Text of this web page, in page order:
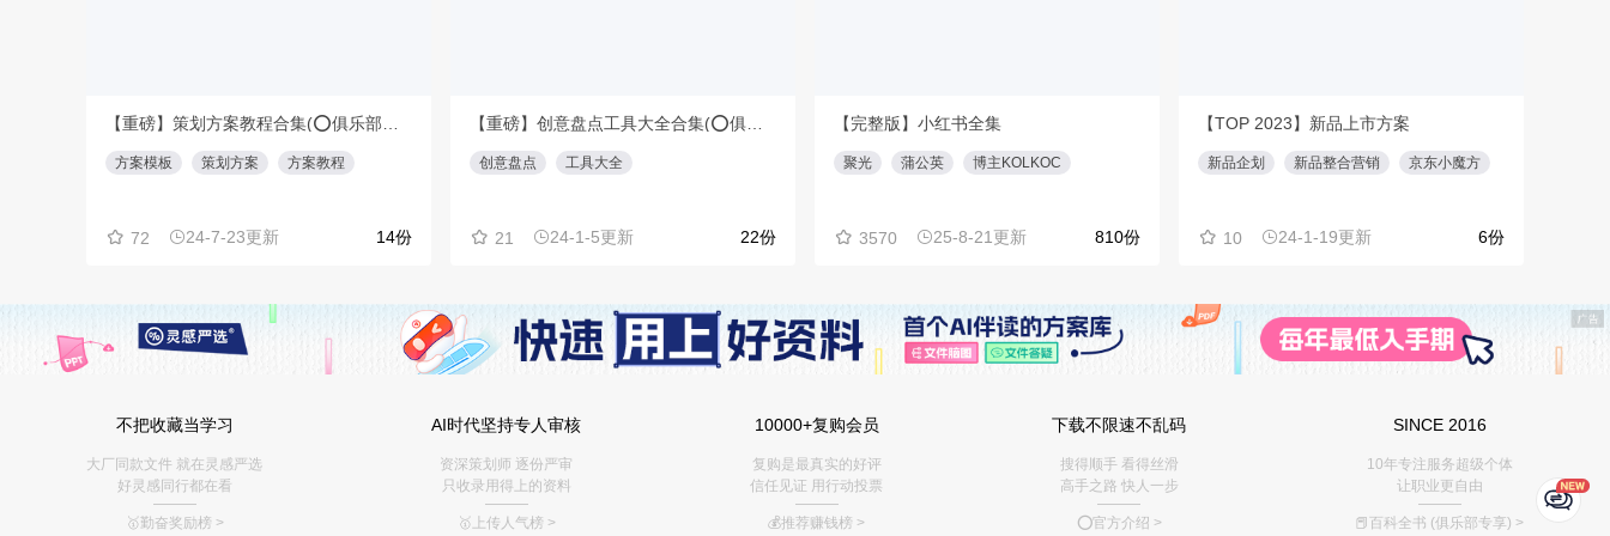
方案模板 策划方案 方案教程
72 24-7-23更新 14份
创意盘点 工具大全
21 24-1-5更新 22份
【完整版】小红书全集
聚光 蒲公英 博主KOLKOC
3570 25-8-21更新 810份
【TOP 2023】新品上市方案
新品企划 新品整合营销 京东小魔方
10 24-1-19更新 6份
不把收藏当学习
大厂同款文件 就在灵感严选
好灵感同行都在看
———
🥇勤奋奖励榜 >
AI时代坚持专人审核
资深策划师 逐份严审
只收录用得上的资料
———
🥇上传人气榜 >
10000+复购会员
复购是最真实的好评
信任见证 用行动投票
———
💰推荐赚钱榜 >
下载不限速不乱码
搜得顺手 看得丝滑
高手之路 快人一步
———
⭕️官方介绍 >
SINCE 2016
10年专注服务超级个体
让职业更自由
———
📕百科全书 (俱乐部专享) >